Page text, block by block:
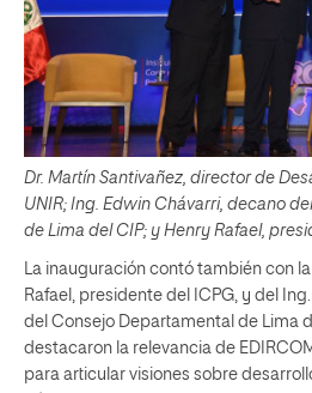
Dr. Martín Santivañez, director de
UNIR; Ing. Edwin Chávarri, decano
de Lima del CIP; y Henry Rafael,
La inauguración contó también con
Rafael, presidente del ICPG, y del
del Consejo Departamental de Lima
destacaron la relevancia de
para articular visiones sobre